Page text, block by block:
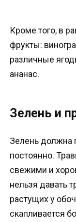
Кроме того, в
фрукты:
различные
ананас.
Зелень и
Зелень должна
постоянно.
свежими и
нельзя давать
растущих у
скапливается